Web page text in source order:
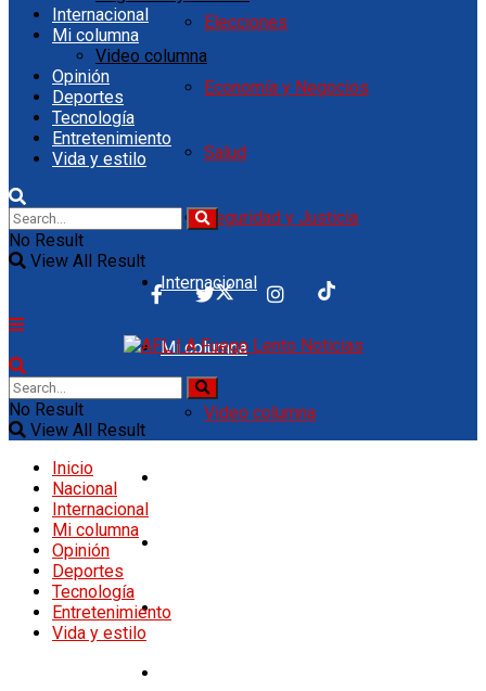
Elecciones
Economía y Negocios
Salud
Seguridad y Justicia
Internacional
Mi columna
Video columna
Tecnología
Internacional
Mi columna
Video columna
Opinión
Deportes
Tecnología
Entretenimiento
Vida y estilo
No Result
View All Result
No Result
View All Result
Inicio
Nacional
Internacional
Mi columna
Opinión
Deportes
Tecnología
Entretenimiento
Vida y estilo